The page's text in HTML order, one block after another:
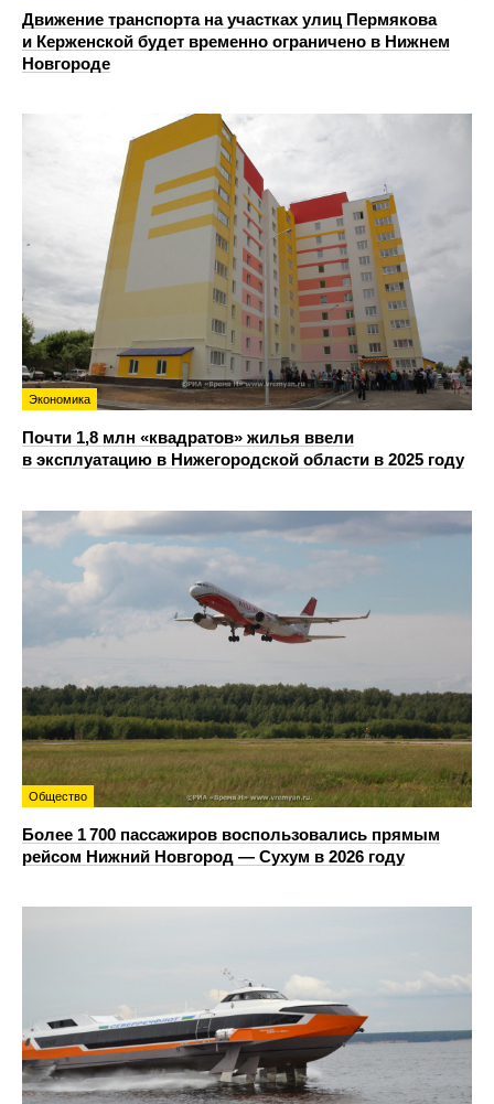
Движение транспорта на участках улиц Пермякова
и Керженской будет временно ограничено в Нижнем
Новгороде
Экономика
Почти 1,8 млн «квадратов» жилья ввели
в эксплуатацию в Нижегородской области в 2025 году
Общество
Более 1 700 пассажиров воспользовались прямым
рейсом Нижний Новгород — Сухум в 2026 году